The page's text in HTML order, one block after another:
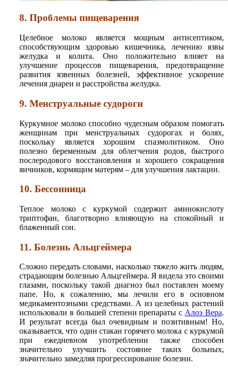
8. Проблемы пищеварения
Целебное молоко является мощным антисептиком,
способствующим здоровью кишечника, лечению язвы
желудка и колита. Оно положительно влияет на
улучшение процессов пищеварения, предотвращение
развития язвенных болезней, эффективное ускорение
лечения диареи и расстройства желудка.
9. Менструальные судороги
Куркумное молоко способно чудесным образом помогать
женщинам при менструальных судорогах и болях,
поскольку является хорошим спазмолитиком. Оно
полезно беременным для облегчения родов, быстрого
послеродового восстановления и хорошего сокращения
яичников, кормящим матерям – для улучшения лактации.
10. Бессонница
Теплое молоко с куркумой содержит аминокислоту
триптофан, благотворно влияющую на спокойный и
блаженный сон.
11. Болезнь Альцгеймера
Сложно передать словами, насколько тяжело жить людям,
страдающим болезнью Альцгеймера. Я видела это своими
глазами, поскольку такой диагноз был поставлен моему
папе. Но, к сожалению, мы лечили его в основном
медикаментозными средствами. А из целебных растений
использовали в большей степени препараты сАлоэ Вера.
И результат всегда был очевидным и позитивным! Но,
оказывается, что один стакан горячего молока с куркумой
при ежедневном употреблении также способен
значительно улучшить состояние таких больных,
значительно замедляя прогрессирование болезни.